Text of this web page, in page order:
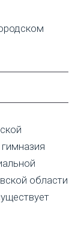
области